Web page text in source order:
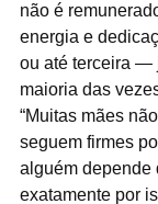
não é
energia e
ou até terceira —
maioria das
“Muitas mães
seguem firmes
alguém depende
exatamente por